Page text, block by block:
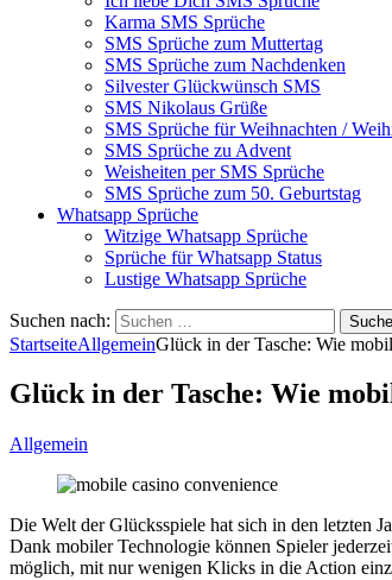
Karma SMS Sprüche
SMS Sprüche zum Muttertag
SMS Sprüche zum Nachdenken
Silvester Glückwünsch SMS
SMS Nikolaus Grüße
SMS Sprüche für Weihnachten /
SMS Sprüche zu Advent
Weisheiten per SMS Sprüche
SMS Sprüche zum 50. Geburtstag
Whatsapp Sprüche
Witzige Whatsapp Sprüche
Sprüche für Whatsapp Status
Lustige Whatsapp Sprüche
Suchen nach:
StartseiteAllgemeinGlück in der Tasche: Wie
Glück in der Tasche: Wie
Allgemein
Die Welt der Glücksspiele hat sich in den letzten
Dank mobiler Technologie können Spieler
möglich, mit nur wenigen Klicks in die Action